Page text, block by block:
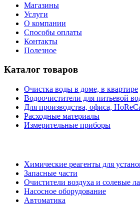
Магазины
Услуги
О компании
Способы оплаты
Контакты
Полезное
Каталог товаров
Очистка воды в доме, в квартире
Водоочистители для питьевой
Для производства, офиса,
Расходные материалы
Измерительные приборы
Химические реагенты для
Запасные части
Очистители воздуха и солевые
Насосное оборудование
Автоматика